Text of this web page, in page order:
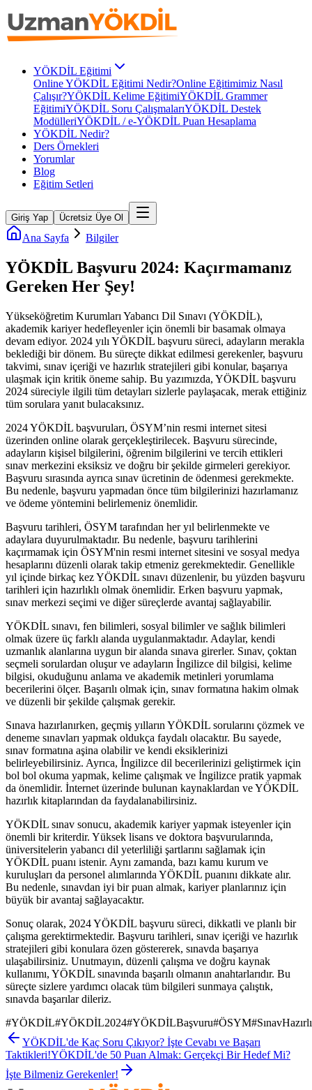
YÖKDİL Eğitimi
Online YÖKDİL Eğitimi Nedir?Online Eğitimimiz Nasıl
Çalışır?YÖKDİL Kelime EğitimiYÖKDİL Grammer
EğitimiYÖKDİL Soru ÇalışmalarıYÖKDİL Destek
ModülleriYÖKDİL / e-YÖKDİL Puan Hesaplama
YÖKDİL Nedir?
Ders Örnekleri
Yorumlar
Blog
Eğitim Setleri
Giriş Yap Ücretsiz Üye Ol
Ana Sayfa Bilgiler
YÖKDİL Başvuru 2024: Kaçırmamanız
Gereken Her Şey!
Yükseköğretim Kurumları Yabancı Dil Sınavı (YÖKDİL),
akademik kariyer hedefleyenler için önemli bir basamak olmaya
devam ediyor. 2024 yılı YÖKDİL başvuru süreci, adayların merakla
beklediği bir dönem. Bu süreçte dikkat edilmesi gerekenler, başvuru
takvimi, sınav içeriği ve hazırlık stratejileri gibi konular, başarıya
ulaşmak için kritik öneme sahip. Bu yazımızda, YÖKDİL başvuru
2024 süreciyle ilgili tüm detayları sizlerle paylaşacak, merak ettiğiniz
tüm sorulara yanıt bulacaksınız.
2024 YÖKDİL başvuruları, ÖSYM’nin resmi internet sitesi
üzerinden online olarak gerçekleştirilecek. Başvuru sürecinde,
adayların kişisel bilgilerini, öğrenim bilgilerini ve tercih ettikleri
sınav merkezini eksiksiz ve doğru bir şekilde girmeleri gerekiyor.
Başvuru sırasında ayrıca sınav ücretinin de ödenmesi gerekmekte.
Bu nedenle, başvuru yapmadan önce tüm bilgilerinizi hazırlamanız
ve ödeme yöntemini belirlemeniz önemlidir.
Başvuru tarihleri, ÖSYM tarafından her yıl belirlenmekte ve
adaylara duyurulmaktadır. Bu nedenle, başvuru tarihlerini
kaçırmamak için ÖSYM'nin resmi internet sitesini ve sosyal medya
hesaplarını düzenli olarak takip etmeniz gerekmektedir. Genellikle
yıl içinde birkaç kez YÖKDİL sınavı düzenlenir, bu yüzden başvuru
tarihleri için hazırlıklı olmak önemlidir. Erken başvuru yapmak,
sınav merkezi seçimi ve diğer süreçlerde avantaj sağlayabilir.
YÖKDİL sınavı, fen bilimleri, sosyal bilimler ve sağlık bilimleri
olmak üzere üç farklı alanda uygulanmaktadır. Adaylar, kendi
uzmanlık alanlarına uygun bir alanda sınava girerler. Sınav, çoktan
seçmeli sorulardan oluşur ve adayların İngilizce dil bilgisi, kelime
bilgisi, okuduğunu anlama ve akademik metinleri yorumlama
becerilerini ölçer. Başarılı olmak için, sınav formatına hakim olmak
ve düzenli bir şekilde çalışmak gerekir.
Sınava hazırlanırken, geçmiş yılların YÖKDİL sorularını çözmek ve
deneme sınavları yapmak oldukça faydalı olacaktır. Bu sayede,
sınav formatına aşina olabilir ve kendi eksiklerinizi
belirleyebilirsiniz. Ayrıca, İngilizce dil becerilerinizi geliştirmek için
bol bol okuma yapmak, kelime çalışmak ve İngilizce pratik yapmak
da önemlidir. İnternet üzerinde bulunan kaynaklardan ve YÖKDİL
hazırlık kitaplarından da faydalanabilirsiniz.
YÖKDİL sınav sonucu, akademik kariyer yapmak isteyenler için
önemli bir kriterdir. Yüksek lisans ve doktora başvurularında,
üniversitelerin yabancı dil yeterliliği şartlarını sağlamak için
YÖKDİL puanı istenir. Aynı zamanda, bazı kamu kurum ve
kuruluşları da personel alımlarında YÖKDİL puanını dikkate alır.
Bu nedenle, sınavdan iyi bir puan almak, kariyer planlarınız için
büyük bir avantaj sağlayacaktır.
Sonuç olarak, 2024 YÖKDİL başvuru süreci, dikkatli ve planlı bir
çalışma gerektirmektedir. Başvuru tarihleri, sınav içeriği ve hazırlık
stratejileri gibi konulara özen göstererek, sınavda başarıya
ulaşabilirsiniz. Unutmayın, düzenli çalışma ve doğru kaynak
kullanımı, YÖKDİL sınavında başarılı olmanın anahtarlarıdır. Bu
süreçte sizlere yardımcı olacak tüm bilgileri sunmaya çalıştık,
sınavda başarılar dileriz.
#YÖKDİL#YÖKDİL2024#YÖKDİLBaşvuru#ÖSYM#
YÖKDİL'de Kaç Soru Çıkıyor? İşte Cevabı ve Başarı
Taktikleri!YÖKDİL'de 50 Puan Almak: Gerçekçi Bir Hedef Mi?
İşte Bilmeniz Gerekenler!